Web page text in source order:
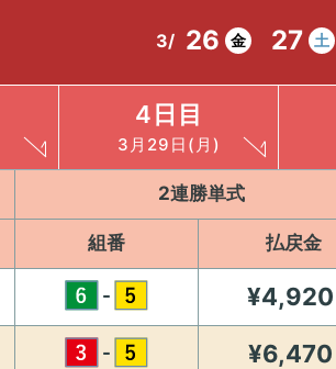
3/ 26 金 27 土
4日目
3月29日(月)
2連勝単式
組番 払戻金
- ¥4,920
- ¥6,470